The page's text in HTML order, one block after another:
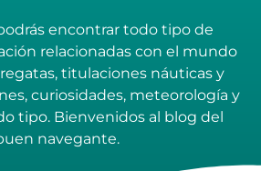
encontrar todo tipo de
relacionadas con el mundo
titulaciones náuticas y
curiosidades, meteorología y
tipo. Bienvenidos al blog del
navegante.